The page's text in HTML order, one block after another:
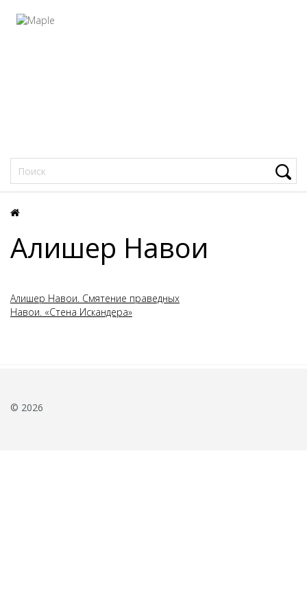
Алишер Навои
Алишер Навои. Смятение праведных
Навои. «Стена Искандера»
© 2026